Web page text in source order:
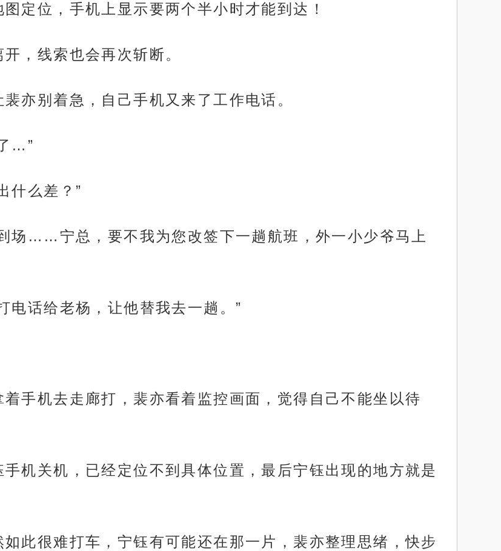
定位，手机上显示要两个半小时才能到达！
，线索也会再次斩断。
亦别着急，自己手机又来了工作电话。
…”
什么差？”
场……宁总，要不我为您改签下一趟航班，外一小少爷马上
电话给老杨，让他替我去一趟。”
手机去走廊打，裴亦看着监控画面，觉得自己不能坐以待
机关机，已经定位不到具体位置，最后宁钰出现的地方就是
此很难打车，宁钰有可能还在那一片，裴亦整理思绪，快步